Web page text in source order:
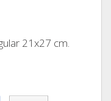
21x27 cm.